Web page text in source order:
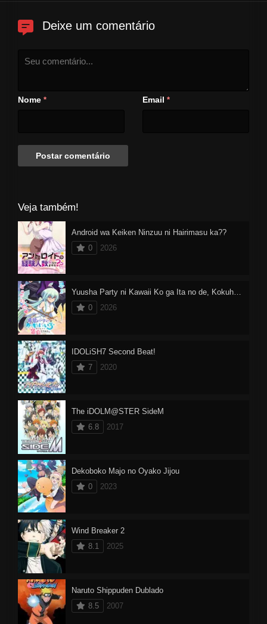
Deixe um comentário
Nome * Email *
Veja também!
Android wa Keiken Ninzuu ni Hairimasu ka??
0
2026
0
2026
IDOLiSH7 Second Beat!
7
2020
The iDOLM@STER SideM
6.8
2017
Dekoboko Majo no Oyako Jijou
0
2023
Wind Breaker 2
8.1
2025
Naruto Shippuden Dublado
8.5
2007